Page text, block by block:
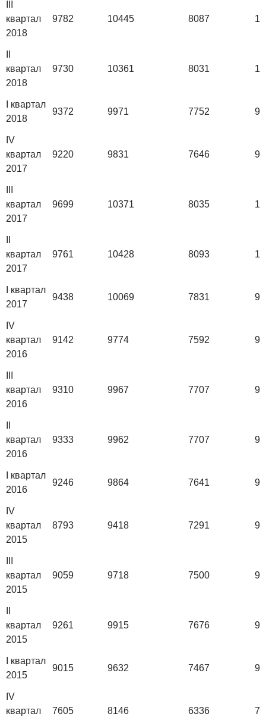
квартал
2018
9782 10445 8087
квартал
2018
9730 10361 8031
I квартал
2018
9372 9971 7752
IV
квартал
2017
9220 9831 7646
квартал
2017
9699 10371 8035
квартал
2017
9761 10428 8093
I квартал
2017
9438 10069 7831
IV
квартал
2016
9142 9774 7592
квартал
2016
9310 9967 7707
квартал
2016
9333 9962 7707
I квартал
2016
9246 9864 7641
IV
квартал
2015
8793 9418 7291
квартал
2015
9059 9718 7500
квартал
2015
9261 9915 7676
I квартал
2015
9015 9632 7467
IV
квартал
7605 8146 6336